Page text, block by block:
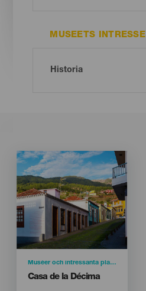
MUSEETS INTRESSE
Imagen
Listado
Imagen
Categoría Muséer och intressanta platser
Titular
Casa de la Décima